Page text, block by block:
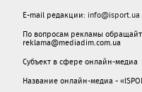
E-mail редакции: info@isport.ua
По вопросам рекламы
reklama@mediadim.com.ua
Субъект в сфере онлайн-медиа
Название онлайн-медиа -